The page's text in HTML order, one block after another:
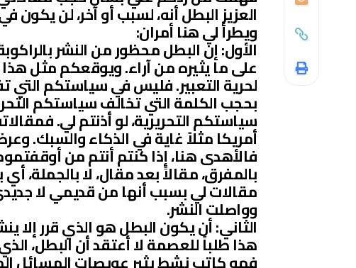
العزيز البطل أنه، لسبب أو آخر، لن
ويطرأ لي هنا أمران:
الأول: إن البطل محظور من النشر
على ما يثيره من آراء. ويوقعكم مثل
لحرية التعبير. فليس في سياستكم
بحجب الكلمة التي تخالف سياستكم
سياستكم التحريرية، لو أذنتم لي.
أمريكا مثلاً غاية في الذكاء والسبك.
فالأهدى هنا، إذا كنتم أنتم من
بالمفرق، مقالاً بعد مقال، لا بالجملة،
مقالات لي بسبب أنها من قديمي لا
وواصلت النشر.
الثاني: أن يكون البطل هو الذي قرر إلا
هذا طلباً للعصمة لا أعتقد أن البطل،